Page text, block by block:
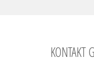
KONTAKT